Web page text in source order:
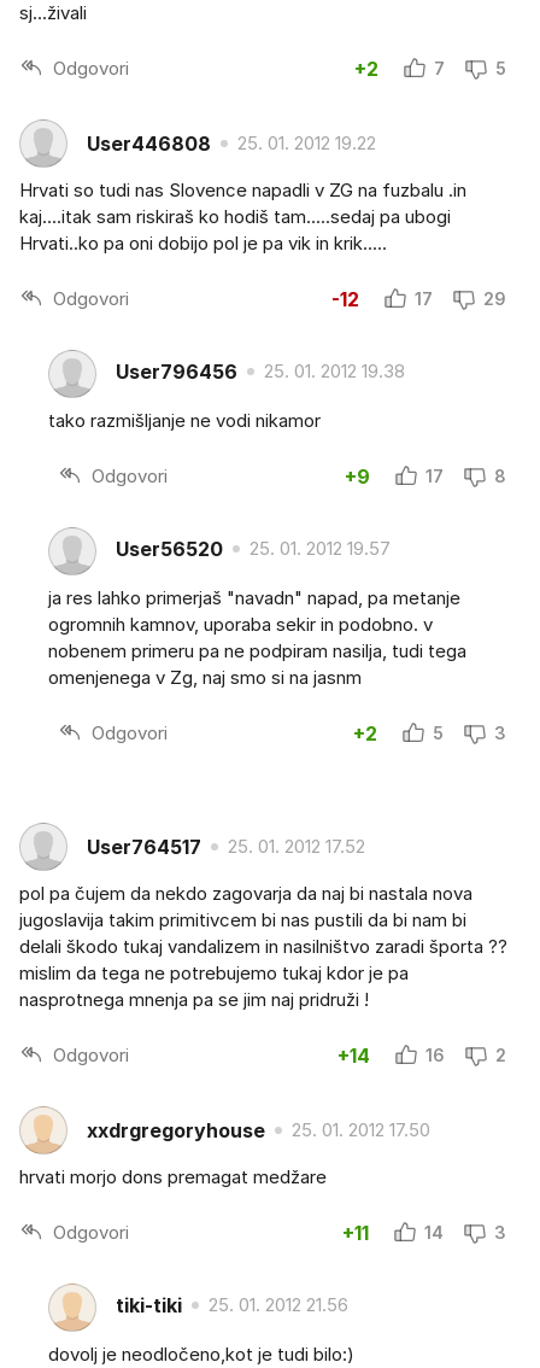
sj...živali
Odgovori +2 7 5
User446808 25. 01. 2012 19.22
Hrvati so tudi nas Slovence napadli v ZG na fuzbalu .in
kaj....itak sam riskiraš ko hodiš tam.....sedaj pa ubogi
Hrvati..ko pa oni dobijo pol je pa vik in krik.....
Odgovori -12 17 29
User796456 25. 01. 2012 19.38
tako razmišljanje ne vodi nikamor
Odgovori +9 17 8
User56520 25. 01. 2012 19.57
ja res lahko primerjaš "navadn" napad, pa metanje
ogromnih kamnov, uporaba sekir in podobno. v
nobenem primeru pa ne podpiram nasilja, tudi tega
omenjenega v Zg, naj smo si na jasnm
Odgovori +2 5 3
User764517 25. 01. 2012 17.52
pol pa čujem da nekdo zagovarja da naj bi nastala nova
jugoslavija takim primitivcem bi nas pustili da bi nam bi
delali škodo tukaj vandalizem in nasilništvo zaradi športa ??
mislim da tega ne potrebujemo tukaj kdor je pa
nasprotnega mnenja pa se jim naj pridruži !
Odgovori +14 16 2
xxdrgregoryhouse 25. 01. 2012 17.50
hrvati morjo dons premagat medžare
Odgovori +11 14 3
tiki-tiki 25. 01. 2012 21.56
dovolj je neodločeno,kot je tudi bilo:)